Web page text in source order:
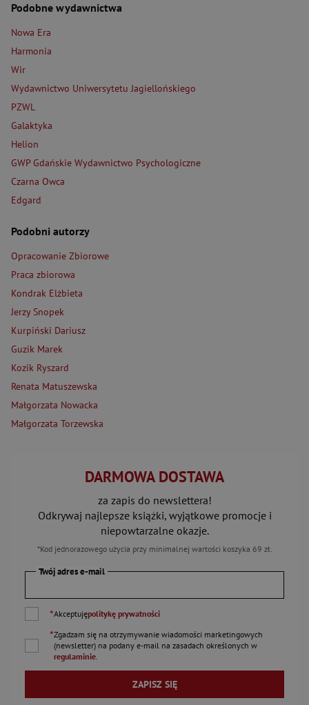
Podobne wydawnictwa
Nowa Era
Harmonia
Wir
Wydawnictwo Uniwersytetu Jagiellońskiego
PZWL
Galaktyka
Helion
GWP Gdańskie Wydawnictwo Psychologiczne
Czarna Owca
Edgard
Podobni autorzy
Opracowanie Zbiorowe
Praca zbiorowa
Kondrak Elżbieta
Jerzy Snopek
Kurpiński Dariusz
Guzik Marek
Kozik Ryszard
Renata Matuszewska
Małgorzata Nowacka
Małgorzata Torzewska
DARMOWA DOSTAWA
za zapis do newslettera!
Odkrywaj najlepsze książki, wyjątkowe promocje i
niepowtarzalne okazje.
*Kod jednorazowego użycia przy minimalnej wartości koszyka 69 zł.
Twój adres e-mail
*Akceptujępolitykę prywatności
*Zgadzam się na otrzymywanie wiadomości marketingowych
(newsletter) na podany e-mail na zasadach określonych w
regulaminie.
ZAPISZ SIĘ